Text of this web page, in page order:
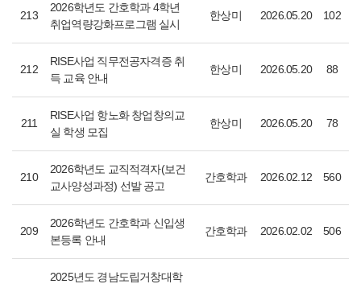
213
2026학년도 간호학과 4학년
취업역량강화프로그램 실시
한상미 2026.05.20 102
212
RISE사업 직무전공자격증 취
득 교육 안내
한상미 2026.05.20 88
211
RISE사업 항노화 창업창의교
실 학생 모집
한상미 2026.05.20 78
210
2026학년도 교직적격자(보건
교사양성과정) 선발 공고
간호학과 2026.02.12 560
209
2026학년도 간호학과 신입생
본등록 안내
간호학과 2026.02.02 506
2025년도 경남도립거창대학